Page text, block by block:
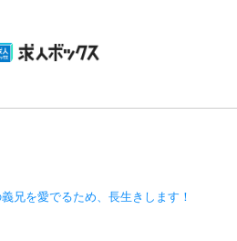
兄を愛でるため、長生きします！